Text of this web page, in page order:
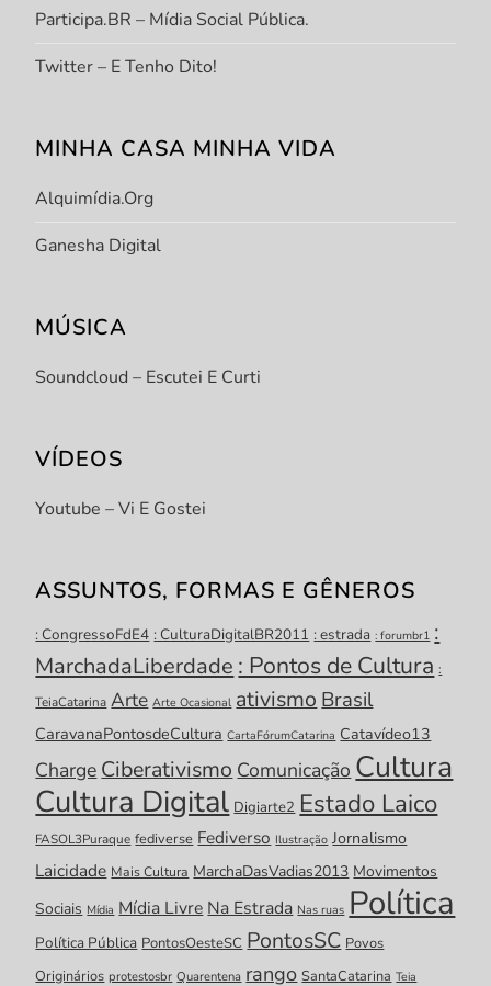
Participa.BR – Mídia Social Pública.
Twitter – E Tenho Dito!
MINHA CASA MINHA VIDA
Alquimídia.org
Ganesha Digital
MÚSICA
Soundcloud – Escutei E Curti
VÍDEOS
Youtube – Vi E Gostei
ASSUNTOS, FORMAS E GÊNEROS
: CongressoFdE4 : CulturaDigitalBR2011 : estrada : forumbr1 :
MarchadaLiberdade : Pontos de Cultura :
TeiaCatarina Arte Arte Ocasional ativismo Brasil
CaravanaPontosdeCultura CartaFórumCatarina Catavídeo13
Charge Ciberativismo Comunicação Cultura
Cultura Digital Digiarte2 Estado Laico
FASOL3Puraque fediverse Fediverso Ilustração Jornalismo
Laicidade Mais Cultura MarchaDasVadias2013 Movimentos
Sociais Mídia Mídia Livre Na Estrada Nas ruas Política
Política Pública PontosOesteSC PontosSC Povos
Originários protestosbr Quarentena rango SantaCatarina Teia